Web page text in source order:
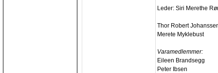
Leder: Siri Merethe
Thor Robert
Merete Myklebust
Varamedlemmer:
Eileen Brandsegg
Peter Ibsen